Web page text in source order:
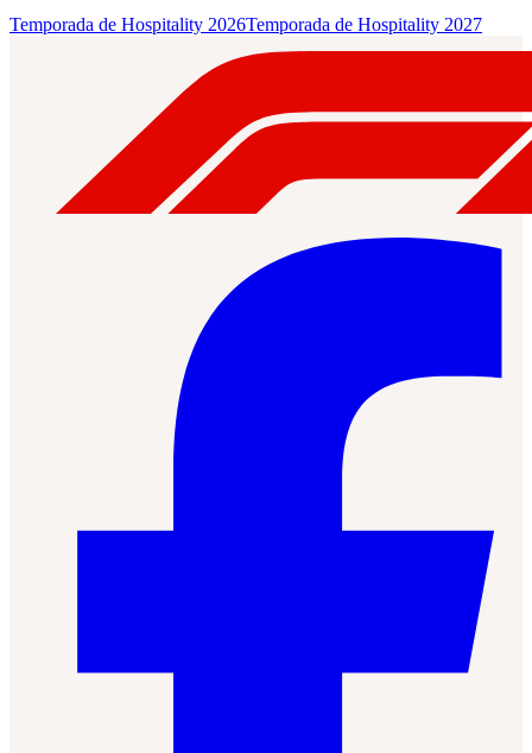
Temporada de Hospitality 2026Temporada de Hospitality 2027